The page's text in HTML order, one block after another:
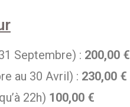
Septembre) : 200,00 €
au 30 Avril) : 230,00 €
22h) 100,00 €